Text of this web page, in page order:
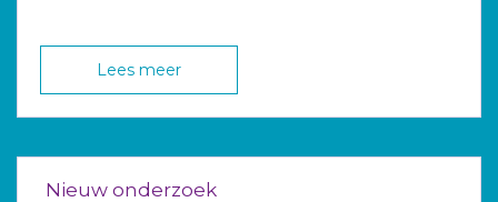
Lees meer
Nieuw onderzoek